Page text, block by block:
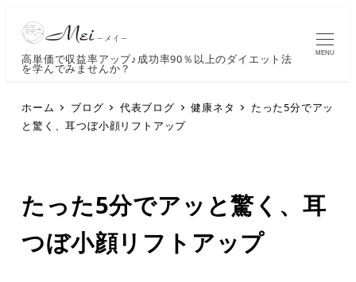
高単価で収益率アップ♪成功率90％以上のダイエット法
を学んでみませんか？
MENU
ホーム ブログ 代表ブログ 健康ネタ
たった5分でアッ
と驚く、耳つぼ小顔リフトアップ
たった5分でアッと驚く、耳
つぼ小顔リフトアップ